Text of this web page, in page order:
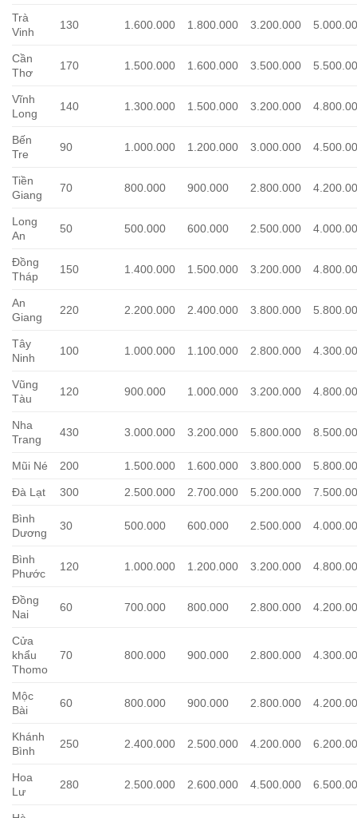
Trà
Vinh
130 1.600.000 1.800.000 3.200.000
Cần
Thơ
170 1.500.000 1.600.000 3.500.000
Vĩnh
Long
140 1.300.000 1.500.000 3.200.000
Bến
Tre
90 1.000.000 1.200.000 3.000.000
Tiền
Giang
70 800.000 900.000 2.800.000
Long
An
50 500.000 600.000 2.500.000
Đồng
Tháp
150 1.400.000 1.500.000 3.200.000
An
Giang
220 2.200.000 2.400.000 3.800.000
Tây
Ninh
100 1.000.000 1.100.000 2.800.000
Vũng
Tàu
120 900.000 1.000.000 3.200.000
Nha
Trang
430 3.000.000 3.200.000 5.800.000
Mũi Né 200 1.500.000 1.600.000 3.800.000
Đà Lạt 300 2.500.000 2.700.000 5.200.000
Bình
Dương
30 500.000 600.000 2.500.000
Bình
Phước
120 1.000.000 1.200.000 3.200.000
Đồng
Nai
60 700.000 800.000 2.800.000
Cửa
khẩu
Thomo
70 800.000 900.000 2.800.000
Mộc
Bài
60 800.000 900.000 2.800.000
Khánh
Bình
250 2.400.000 2.500.000 4.200.000
Hoa
Lư
280 2.500.000 2.600.000 4.500.000